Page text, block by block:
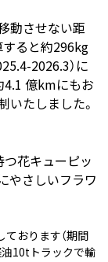
動させない距
すると約296kg
2026.3）に
4.1 億kmにもお
いたしました。
つ花キューピッ
やさしいフラワ
おります（期間
油10tトラックで輸